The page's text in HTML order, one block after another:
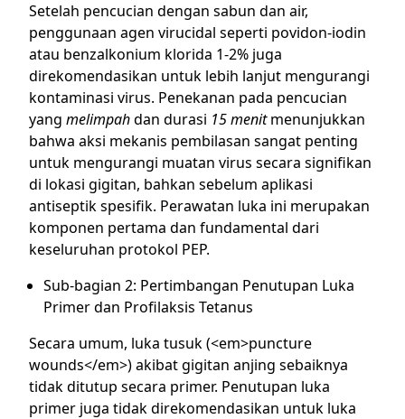
Setelah pencucian dengan sabun dan air,
penggunaan agen virucidal seperti povidon-iodin
atau benzalkonium klorida 1-2% juga
direkomendasikan untuk lebih lanjut mengurangi
kontaminasi virus. Penekanan pada pencucian
yang melimpahdan durasi 15 menitmenunjukkan
bahwa aksi mekanis pembilasan sangat penting
untuk mengurangi muatan virus secara signifikan
di lokasi gigitan, bahkan sebelum aplikasi
antiseptik spesifik. Perawatan luka ini merupakan
komponen pertama dan fundamental dari
keseluruhan protokol PEP.
Sub-bagian 2: Pertimbangan Penutupan Luka
Primer dan Profilaksis Tetanus
Secara umum, luka tusuk (<em>puncture
wounds</em>) akibat gigitan anjing sebaiknya
tidak ditutup secara primer. Penutupan luka
primer juga tidak direkomendasikan untuk luka